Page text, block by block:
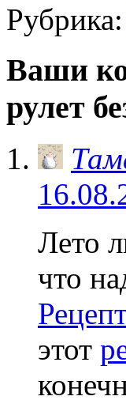
Рубрика:
Ваши
рулет
Лето
что
этот